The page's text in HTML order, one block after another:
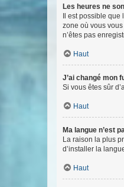
Les heures ne
Il est possible
zone où vous
n’êtes pas
Haut
J’ai changé mon
Si vous êtes sûr
Haut
Ma langue n’est
La raison la plus
d’installer la
Haut